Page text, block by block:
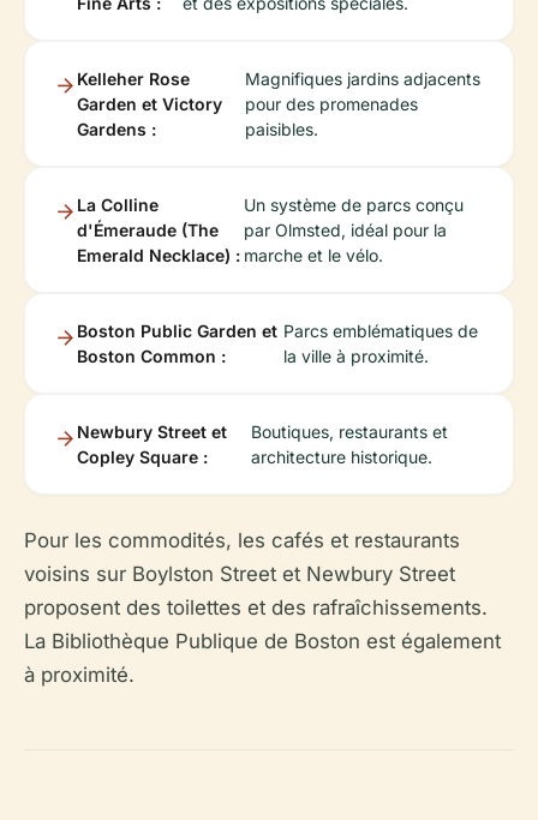
Kelleher Rose
Garden et Victory
Gardens :
Magnifiques jardins adjacents
pour des promenades
paisibles.
La Colline
d'Émeraude (The
Emerald Necklace) :
Un système de parcs conçu
par Olmsted, idéal pour la
marche et le vélo.
Boston Public Garden et
Boston Common :
Parcs emblématiques de
la ville à proximité.
Newbury Street et
Copley Square :
Boutiques, restaurants et
architecture historique.
Pour les commodités, les cafés et restaurants
voisins sur Boylston Street et Newbury Street
proposent des toilettes et des rafraîchissements.
La Bibliothèque Publique de Boston est également
à proximité.